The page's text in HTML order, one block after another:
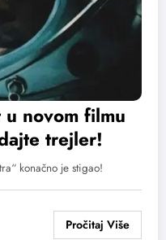
novom filmu
trejler!
konačno je stigao!